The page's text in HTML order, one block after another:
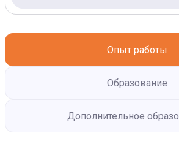
Опыт работы
Образование
Дополнительное